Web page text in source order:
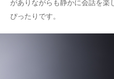
がありながらも静かに会話を楽
ぴったりです。